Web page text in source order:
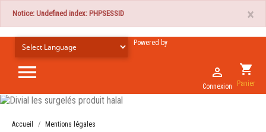
×
Notice: Undefined index: PHPSESSID
Powered by
 shopping_cart
Panier

Connexion
Accueil Mentions légales